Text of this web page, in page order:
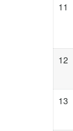
11
12
13